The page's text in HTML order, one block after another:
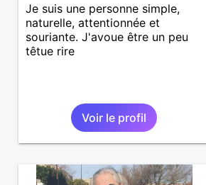
Je suis une personne simple,
naturelle, attentionnée et
souriante. J'avoue être un peu
têtue rire
Voir le profil